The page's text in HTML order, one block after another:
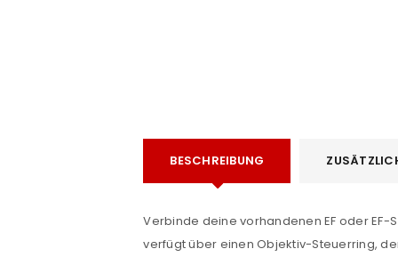
BESCHREIBUNG
Verbinde deine vorhandenen EF oder
verfügt über einen Objektiv-Steuerring,